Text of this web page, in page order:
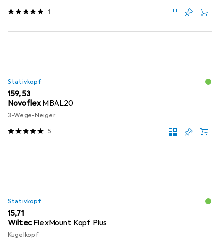
1
Stativkopf
EUR
159,53
NovoflexMBAL20
3-Wege-Neiger
5
Stativkopf
EUR
15,71
Wiltec FlexMount Kopf Plus
Kugelkopf